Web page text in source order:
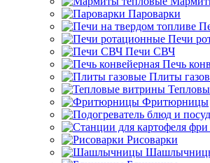
Пароварки
Печи
Печи СВЧ
Печь
Плиты
Фритюрницы
Рисоварки